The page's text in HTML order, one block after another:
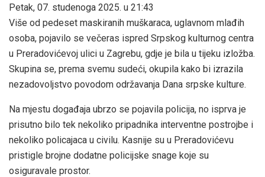
Petak, 07. studenoga 2025. u 21:43
Više od pedeset maskiranih muškaraca, uglavnom mlađih
osoba, pojavilo se večeras ispred Srpskog kulturnog centra
u Preradovićevoj ulici u Zagrebu, gdje je bila u tijeku izložba.
Skupina se, prema svemu sudeći, okupila kako bi izrazila
nezadovoljstvo povodom održavanja Dana srpske kulture.
Na mjestu događaja ubrzo se pojavila policija, no isprva je
prisutno bilo tek nekoliko pripadnika interventne postrojbe i
nekoliko policajaca u civilu. Kasnije su u Preradovićevu
pristigle brojne dodatne policijske snage koje su
osiguravale prostor.